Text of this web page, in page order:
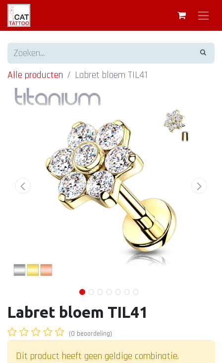
Alle producten Labret bloem TIL41
Labret bloem TIL41
(0 beoordeling)
Dit product heeft geen geldige combinatie.